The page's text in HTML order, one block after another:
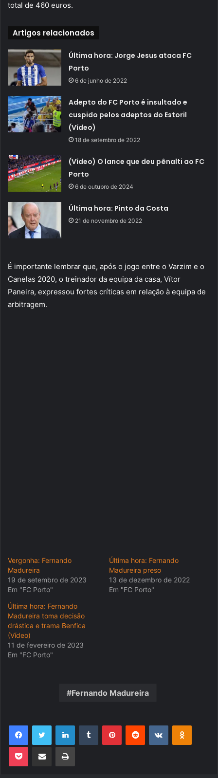
total de 460 euros.
Artigos relacionados
Última hora: Jorge Jesus ataca FC
Porto
6 de junho de 2022
Adepto do FC Porto é insultado e
cuspido pelos adeptos do Estoril
(Vídeo)
18 de setembro de 2022
(Vídeo) O lance que deu pênalti ao FC
Porto
6 de outubro de 2024
Última hora: Pinto da Costa
21 de novembro de 2022
É importante lembrar que, após o jogo entre o Varzim e o
Canelas 2020, o treinador da equipa da casa, Vítor
Paneira, expressou fortes críticas em relação à equipa de
arbitragem.
Vergonha: Fernando
Madureira
19 de setembro de 2023
Em "FC Porto"
Última hora: Fernando
Madureira preso
13 de dezembro de 2022
Em "FC Porto"
Última hora: Fernando
Madureira toma decisão
drástica e trama Benfica
(Vídeo)
11 de fevereiro de 2023
Em "FC Porto"
Fernando Madureira
FacebookTwitter LinkedinTumblr PinterestReddit VK OK
Pocket Compartilhar via e-mail Imprimir